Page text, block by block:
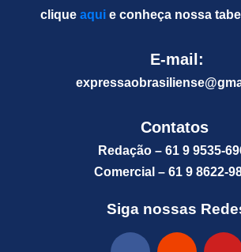
clique aquie conheça nossa
E-mail:
expressaobrasiliense@gm
Contatos
Redação – 61 9 9535-
Comercial – 61 9 8622-
Siga nossas